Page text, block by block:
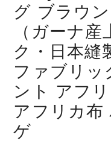
グ ブラウ
（ガーナ
ク・日本縫
ファブリッ
ント アフ
アフリカ布
ゲ